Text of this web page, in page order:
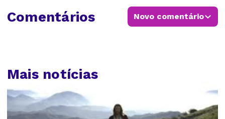
Comentários Novo comentário
Mais notícias